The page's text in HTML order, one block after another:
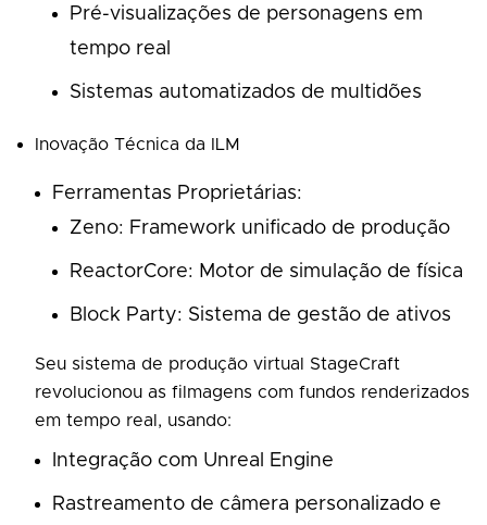
Pré-visualizações de personagens em
tempo real
Sistemas automatizados de multidões
Inovação Técnica da ILM
Ferramentas Proprietárias:
Zeno: Framework unificado de produção
ReactorCore: Motor de simulação de física
Block Party: Sistema de gestão de ativos
Seu sistema de produção virtual StageCraft
revolucionou as filmagens com fundos renderizados
em tempo real, usando:
Integração com Unreal Engine
Rastreamento de câmera personalizado e